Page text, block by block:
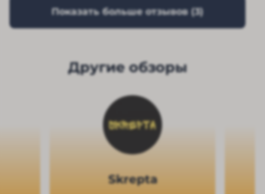
Показать больше отзывов ( 3)
Другие обзоры
Skrepta